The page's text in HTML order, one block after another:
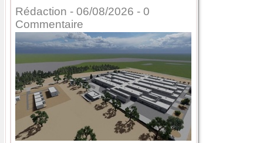
Rédaction - 06/08/2026 - 0
Commentaire